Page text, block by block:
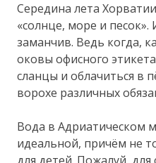
Середина лета
«солнце, море и
заманчив. Ведь когда,
оковы офисного
сланцы и облачиться в
ворохе различных
Вода в Адриатическом
идеальной, причём не